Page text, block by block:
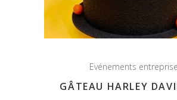
Evénements entreprise
GÂTEAU HARLEY